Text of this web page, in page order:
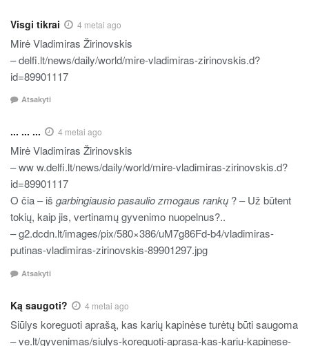
Visgi tikrai 4 metai ago
Mirė Vladimiras Žirinovskis
– delfi.lt/news/daily/world/mire-vladimiras-zirinovskis.d?
id=89901117
Atsakyti
... ... ... 4 metai ago
Mirė Vladimiras Žirinovskis
– ww w.delfi.lt/news/daily/world/mire-vladimiras-zirinovskis.d?
id=89901117
O čia – iš garbingiausio pasaulio zmogaus rankų ? – Už būtent
tokių, kaip jis, vertinamų gyvenimo nuopelnus?..
– g2.dcdn.lt/images/pix/580×386/uM7g86Fd-b4/vladimiras-
putinas-vladimiras-zirinovskis-89901297.jpg
Atsakyti
Ką saugoti? 4 metai ago
Siūlys koreguoti aprašą, kas karių kapinėse turėtų būti saugoma
– ve.lt/gyvenimas/siulys-koreguoti-aprasa-kas-kariu-kapinese-